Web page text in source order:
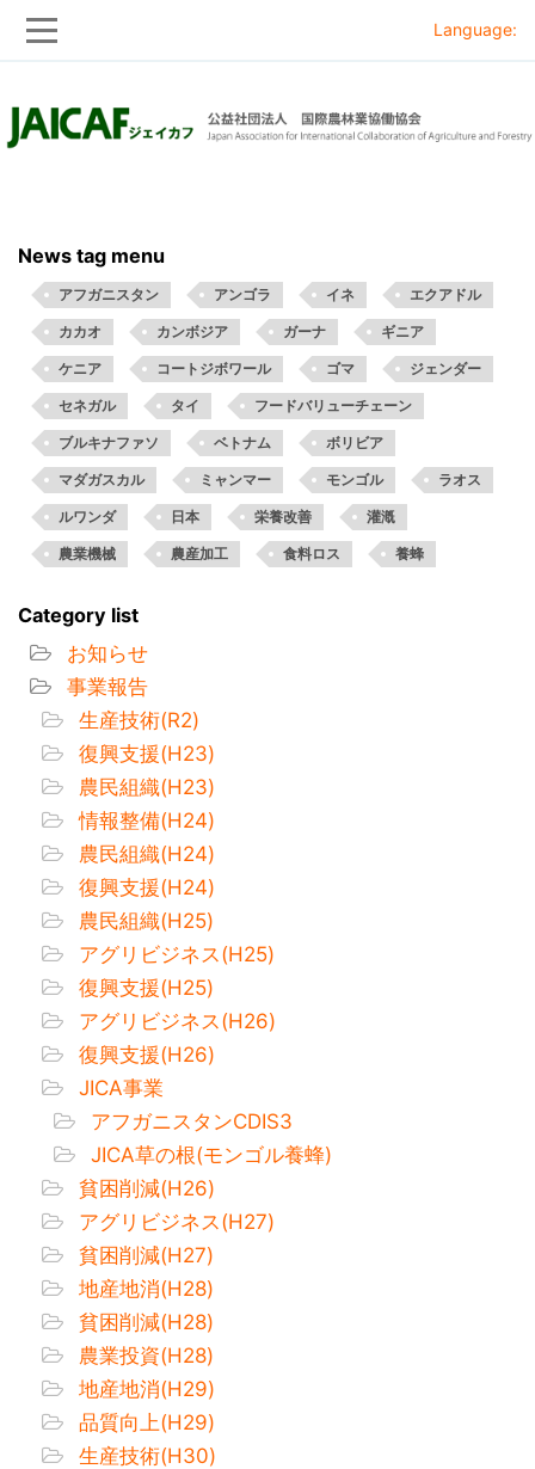
to
to
Language:
News tag menu
アフガニスタン アンゴラ イネ エクアドル
カカオ カンボジア ガーナ ギニア
ケニア コートジボワール ゴマ ジェンダー
セネガル タイ フードバリューチェーン
ブルキナファソ ベトナム ボリビア
マダガスカル ミャンマー モンゴル ラオス
ルワンダ 日本 栄養改善 灌漑
農業機械 農産加工 食料ロス 養蜂
Category list
お知らせ
事業報告
生産技術(R2)
復興支援(H23)
農民組織(H23)
情報整備(H24)
農民組織(H24)
復興支援(H24)
農民組織(H25)
アグリビジネス(H25)
復興支援(H25)
アグリビジネス(H26)
復興支援(H26)
JICA事業
アフガニスタンCDIS3
JICA草の根(モンゴル養蜂)
貧困削減(H26)
アグリビジネス(H27)
貧困削減(H27)
地産地消(H28)
貧困削減(H28)
農業投資(H28)
地産地消(H29)
品質向上(H29)
生産技術(H30)